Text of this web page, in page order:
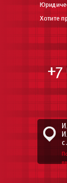
Хотите
+7